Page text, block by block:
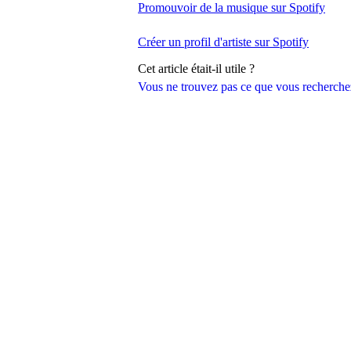
Vous ne trouvez pas ce que vous
Promouvoir de la musique sur Spotify
Créer un profil d'artiste sur Spotify
Cet article était-il utile ?